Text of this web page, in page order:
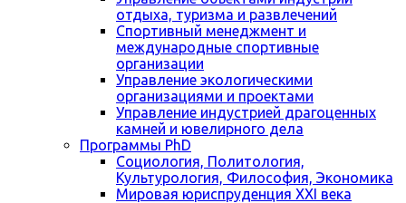
отдыха, туризма и развлечений
Спортивный менеджмент и
международные спортивные
организации
Управление экологическими
организациями и проектами
Управление индустрией драгоценных
камней и ювелирного дела
Программы PhD
Социология, Политология,
Культурология, Философия, Экономика
Мировая юриспруденция XXI века